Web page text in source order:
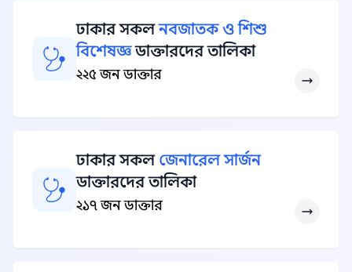
ঢাকার সকলনবজাতক ও শিশু
বিশেষজ্ঞডাক্তারদের তালিকা
২২৫ জন ডাক্তার
ঢাকার সকল জেনারেল সার্জন
ডাক্তারদের তালিকা
২১৭ জন ডাক্তার